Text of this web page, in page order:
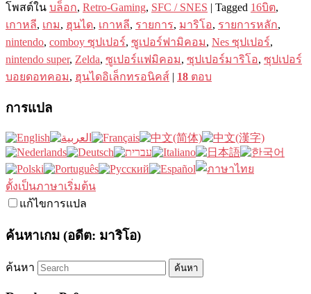
โพสต์ใน บล็อก, Retro-Gaming, SFC / SNES | Tagged 16บิต,
เกาหลี, เกม, ฮุนได, เกาหลี, รายการ, มาริโอ, รายการหลัก,
nintendo, comboy ซุปเปอร์, ซูเปอร์ฟามิคอม, Nes ซุปเปอร์,
nintendo super, Zelda, ซูเปอร์แฟมิคอม, ซุปเปอร์มาริโอ, ซุปเปอร์
บอยดอทคอม, ฮุนไดอิเล็กทรอนิคส์ | 18 ตอบ
การแปล
ตั้งเป็นภาษาเริ่มต้น
แก้ไขการแปล
ค้นหาเกม (อดีต: มาริโอ)
ค้นหา